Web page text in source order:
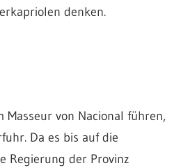
denken.
von Nacional führen,
Da es bis auf die
Regierung der Provinz